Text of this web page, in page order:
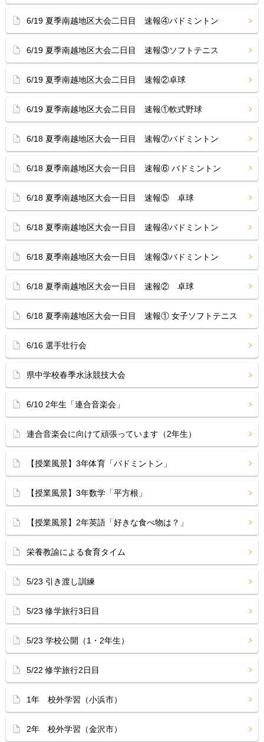
6/19 夏季南越地区大会二日目 速報④バドミントン
6/19 夏季南越地区大会二日目 速報③ソフトテニス
6/19 夏季南越地区大会二日目 速報②卓球
6/19 夏季南越地区大会二日目 速報①軟式野球
6/18 夏季南越地区大会一日目 速報⑦バドミントン
6/18 夏季南越地区大会一日目 速報⑥ バドミントン
6/18 夏季南越地区大会一日目 速報⑤ 卓球
6/18 夏季南越地区大会一日目 速報④バドミントン
6/18 夏季南越地区大会一日目 速報③バドミントン
6/18 夏季南越地区大会一日目 速報② 卓球
6/18 夏季南越地区大会一日目 速報① 女子ソフトテニス
6/16 選手壮行会
県中学校春季水泳競技大会
6/10 2年生「連合音楽会」
連合音楽会に向けて頑張っています（2年生）
【授業風景】3年体育「バドミントン」
【授業風景】3年数学「平方根」
【授業風景】2年英語「好きな食べ物は？」
栄養教諭による食育タイム
5/23 引き渡し訓練
5/23 修学旅行3日目
5/23 学校公開（1・2年生）
5/22 修学旅行2日目
1年 校外学習（小浜市）
2年 校外学習（金沢市）